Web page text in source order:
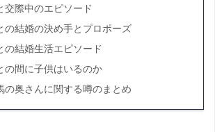
交際中のエピソード
の結婚の決め手とプロポーズ
の結婚生活エピソード
の間に子供はいるのか
の奥さんに関する噂のまとめ